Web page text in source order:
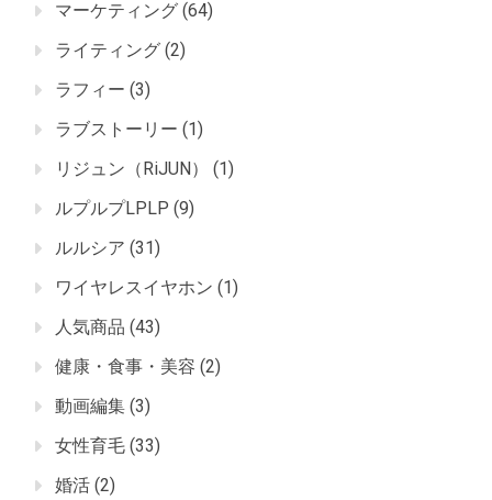
マーケティング (64)
ライティング (2)
ラフィー (3)
ラブストーリー (1)
リジュン（RiJUN）
(1)
ルプルプLPLP (9)
ルルシア (31)
ワイヤレスイヤホン (1)
人気商品 (43)
健康・食事・美容 (2)
動画編集 (3)
女性育毛 (33)
婚活 (2)